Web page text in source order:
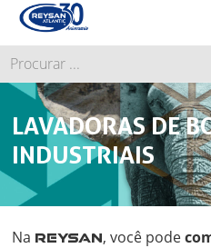
LAVADORAS DE
INDUSTRIAIS
Na REYSAN, você pode